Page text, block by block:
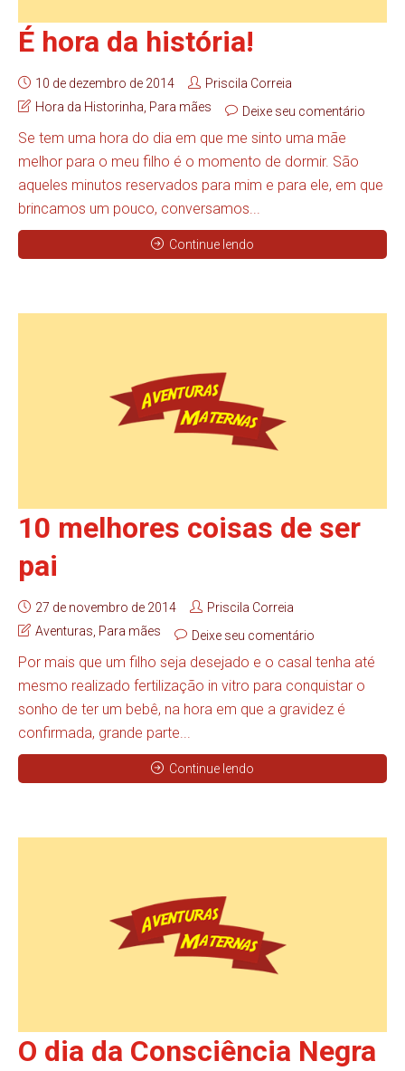
É hora da história!
10 de dezembro de 2014
Priscila Correia
Hora da Historinha Para mães Deixe seu comentário
Se tem uma hora do dia em que me sinto uma mãe
melhor para o meu filho é o momento de dormir. São
aqueles minutos reservados para mim e para ele, em que
brincamos um pouco, conversamos...
Continue lendo
10 melhores coisas de ser
pai
27 de novembro de 2014
Priscila Correia
Aventuras Para mães Deixe seu comentário
Por mais que um filho seja desejado e o casal tenha até
mesmo realizado fertilização in vitro para conquistar o
sonho de ter um bebê, na hora em que a gravidez é
confirmada, grande parte...
Continue lendo
O dia da Consciência Negra